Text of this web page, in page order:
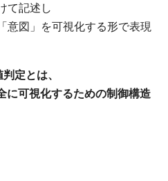
て記述し
意図」を可視化する形で表現
定とは、
に可視化するための制御構造